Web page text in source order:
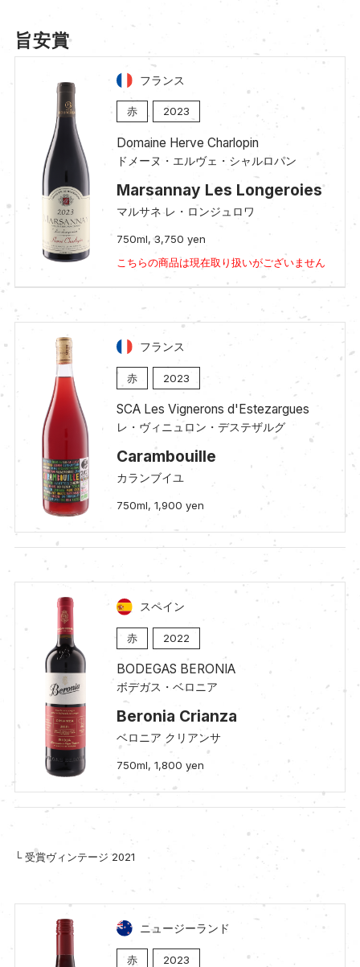
旨安賞
フランス
赤 2023
Domaine Herve Charlopin
ドメーヌ・エルヴェ・シャルロパン
Marsannay Les Longeroies
マルサネ レ・ロンジュロワ
750ml, 3,750 yen
こちらの商品は現在取り扱いがございません
フランス
赤 2023
SCA Les Vignerons d'Estezargues
レ・ヴィニュロン・デステザルグ
Carambouille
カランブイユ
750ml, 1,900 yen
スペイン
赤 2022
BODEGAS BERONIA
ボデガス・ベロニア
Beronia Crianza
ベロニア クリアンサ
750ml, 1,800 yen
└ 受賞ヴィンテージ 2021
ニュージーランド
赤 2023